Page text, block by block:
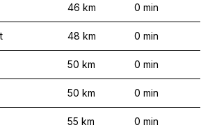
46 km 0 min
48 km 0 min
50 km 0 min
50 km 0 min
55 km 0 min